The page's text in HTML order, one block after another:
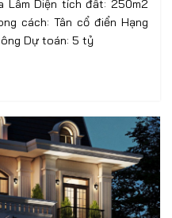
250m2
mục thực hiện: Thiết kế – Thi công Dự toán: 5 tỷ